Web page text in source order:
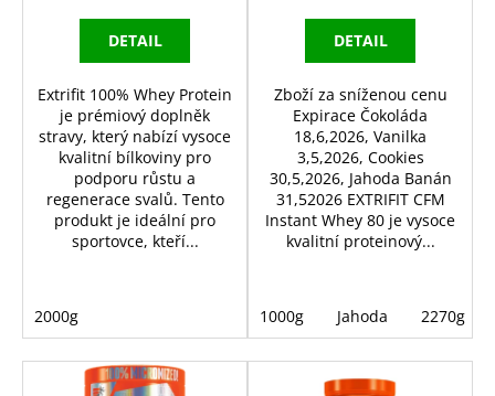
DETAIL
Extrifit 100% Whey Protein
je prémiový doplněk
stravy, který nabízí vysoce
kvalitní bílkoviny pro
podporu růstu a
regenerace svalů. Tento
produkt je ideální pro
sportovce, kteří...
2000g
DETAIL
Zboží za sníženou cenu
Expirace Čokoláda
18,6,2026, Vanilka
3,5,2026, Cookies
30,5,2026, Jahoda Banán
31,52026 EXTRIFIT CFM
Instant Whey 80 je vysoce
kvalitní proteinový...
1000g Jahoda 2270g
NUTRITION
HOŘČÍK
BISGLYCINATE